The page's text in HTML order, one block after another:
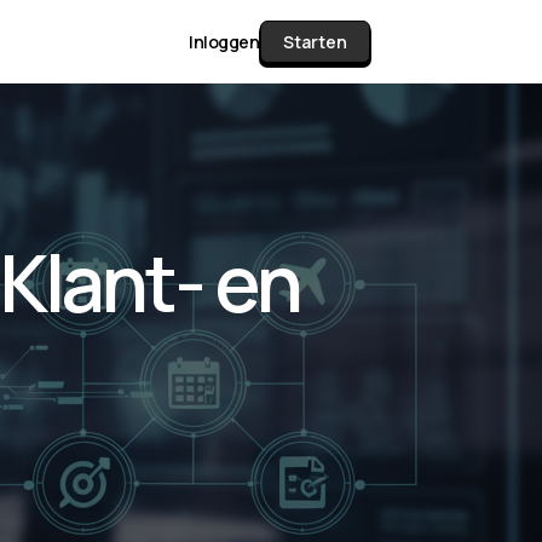
Matrix
alle pakketten en mogelijkheden
documenten verzamelen en facturen
tot controleren, boeken, bank
& klant dashboard.
Inloggen Starten
en